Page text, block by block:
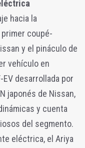
hacia la
coupé-
y el pináculo de
vehículo en
desarrollada por
japonés de Nissan,
y cuenta
del segmento.
eléctrica, el Ariya